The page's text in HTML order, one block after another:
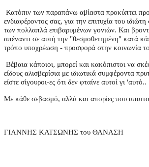
Κατόπιν των παραπάνω αβίαστα προκύπτει
ενδιαφέροντος σας, για την επιτυχία του
των πολλαπλά επιβαρυμένων γονιών. Και
απέναντι σε αυτή την "θεσμοθετημένη" κατά
τρόπο υποχρέωση - προσφορά στην κοινωνία
Βέβαια κάποιοι, μπορεί και κακόπιστοι να
είδους αλισβερίσια με ιδιωτικά συμφέροντα
είστε σίγουροι-ες ότι δεν φταίνε αυτοί γι 'αυτό..
Με κάθε σεβασμό, αλλά και απορίες που
ΓΙΑΝΝΗΣ ΚΑΤΣΩΝΗΣ του ΘΑΝΑΣΗ